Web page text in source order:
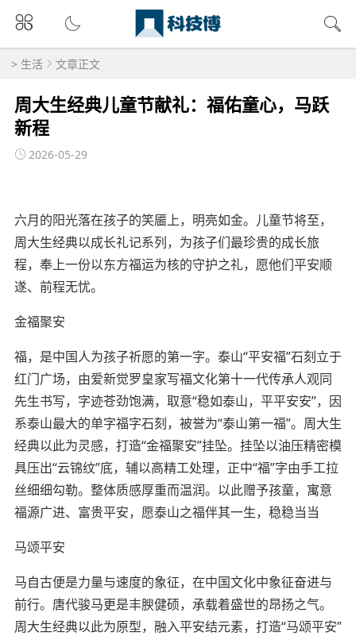
> 生活 文章正文
周大生经典儿童节献礼：福佑童心，马跃
新程
2026-05-29
六月的阳光落在孩子的笑靥上，明亮如金。儿童节将至，
周大生经典以成长礼记系列，为孩子们最珍贵的成长旅
程，奉上一份以东方福运为核的守护之礼，愿他们平安顺
遂、前程无忧。
金福聚安
福，是中国人为孩子祈愿的第一字。泰山“平安福”石刻立于
红门广场，由爱新觉罗皇家写福文化第十一代传承人观同
先生书写，字迹苍劲饱满，取意“稳如泰山，平平安安”，因
系泰山最大的单字福字石刻，被誉为“泰山第一福”。周大生
经典以此为灵感，打造“金福聚安”挂坠。挂坠以油压精密模
具压出“云锦纹”底，辅以高精工处理，正中“福”字由手工拉
丝细细勾勒。整体质感厚重而温润。以此赠予孩童，寓意
福源广进、富贵平安，愿泰山之福伴其一生，稳稳当当
马颂平安
马自古便是力量与速度的象征，在中国文化中象征奋进与
前行。唐代骏马更是丰腴健硕，承载着盛世的昂扬之气。
周大生经典以此为原型，融入平安结元素，打造“马颂平安”